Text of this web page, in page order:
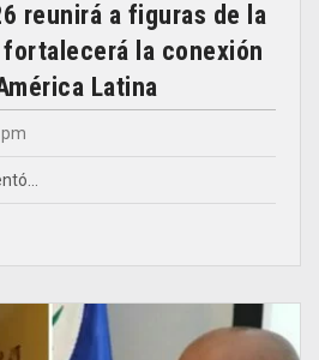
reunirá a figuras de la
la conexión
Latina